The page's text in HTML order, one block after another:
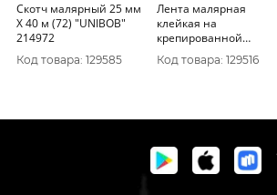
Скотч малярный 25 мм
Х 40 м (72) "UNIBOB"
214972
Код товара: 129585
Лента малярная
клейкая на
крепированной
бумаге, 38мм х 40м,
KORVUS 48 Россия
Код товара: 129516